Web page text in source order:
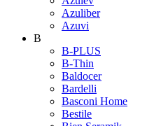
Azuliber
Azuvi
B
B-PLUS
B-Thin
Baldocer
Bardelli
Basconi Home
Bestile